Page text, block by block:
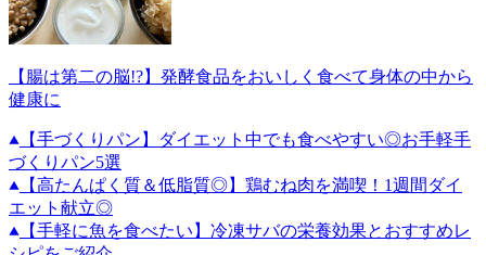
【腸は第二の脳!?】発酵食品をおいしく食べて身体の中から
健康に
【手づくりパン】ダイエット中でも食べやすい◎お手軽手
づくりパン5選
【高たんぱく質＆低脂質◎】鶏むね肉を満喫！1週間ダイ
エット献立◎
【手軽に魚を食べたい】冷凍サバの栄養効果とおすすめレ